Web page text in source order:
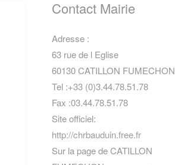
Contact Mairie
Adresse :
63 rue de l Eglise
60130 CATILLON FUMECHON
Tel :+33 (0)3.44.78.51.78
Fax :03.44.78.51.78
Site officiel:
http://chrbauduin.free.fr
Sur la page de CATILLON